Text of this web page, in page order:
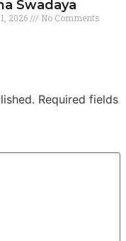
Swadaya
2026 No Comments
Required fields